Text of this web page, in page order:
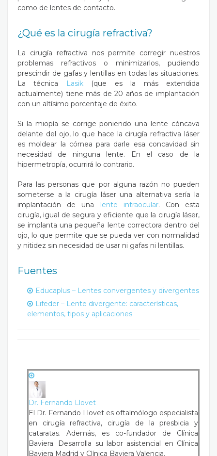
como de lentes de contacto.
¿Qué es la cirugía refractiva?
La cirugía refractiva nos permite corregir nuestros
problemas refractivos o minimizarlos, pudiendo
prescindir de gafas y lentillas en todas las situaciones.
La técnica
Lasik (que es la más extendida
actualmente) tiene más de 20 años de implantación
con un altísimo porcentaje de éxito.
Si la miopía se corrige poniendo una lente cóncava
delante del ojo, lo que hace la cirugía refractiva láser
es moldear la córnea para darle esa concavidad sin
necesidad de ninguna lente. En el caso de la
hipermetropía, ocurrirá lo contrario.
Para las personas que por alguna razón no pueden
someterse a la cirugía láser una alternativa sería la
implantación de una lente intraocular. Con esta
cirugía, igual de segura y eficiente que la cirugía láser,
se implanta una pequeña lente correctora dentro del
ojo, lo que permite que se pueda ver con normalidad
y nitidez sin necesidad de usar ni gafas ni lentillas.
Fuentes
Educaplus – Lentes convergentes y divergentes
Lifeder – Lente divergente: características,
elementos, tipos y aplicaciones
Dr. Fernando Llovet
El Dr. Fernando Llovet es oftalmólogo especialista
en cirugía refractiva, cirugía de la presbicia y
cataratas. Además, es co-fundador de Clínica
Baviera. Desarrolla su labor asistencial en Clínica
Baviera Madrid y Clínica Baviera Valencia.